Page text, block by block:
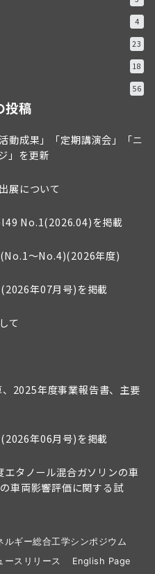
4
23
18
56
投稿
動成果」「定期講演会」「ニ
」を更新
展について
No.1(2026.04)を掲載
～No.4)(2026年度)
年07月号)を掲載
て
2025年度事業報告書、主要
年06月号)を掲載
タノール混合ガソリンの車
車両影響評価に関する試
ルギー総合工学シンポジウム
ースリリース English Page